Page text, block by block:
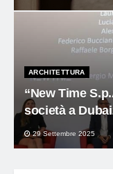
ARCHITETTURA
“New Time
società a
29 Settembre 2025